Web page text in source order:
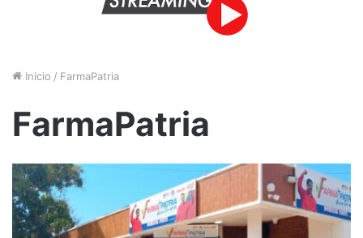
Inicio / FarmaPatria
FarmaPatria